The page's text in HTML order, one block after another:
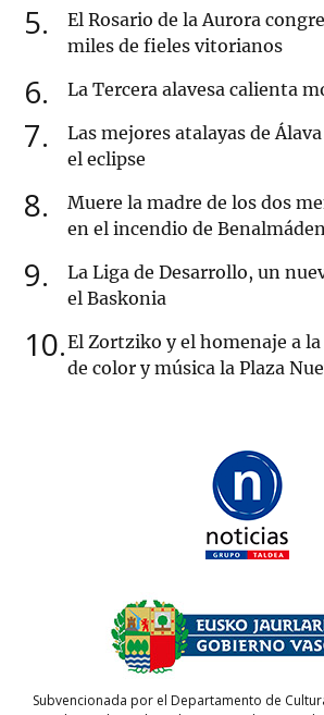
5
El Rosario de la Aurora
miles de fieles vitorianos
6 La Tercera alavesa calienta
7
Las mejores atalayas de
el eclipse
8
Muere la madre de los dos
en el incendio de
9
La Liga de Desarrollo, un
el Baskonia
10 El Zortziko y el homenaje a
de color y música la Plaza
Subvencionada por el Departamento de